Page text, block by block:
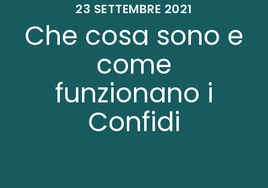
23 SETTEMBRE 2021
Che cosa sono e
come
funzionano i
Confidi